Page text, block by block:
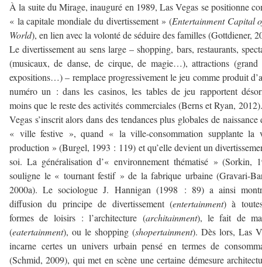
À la suite du Mirage, inauguré en 1989, Las Vegas se positionne
« la capitale mondiale du divertissement » (Entertainment Capital
World), en lien avec la volonté de séduire des familles (Gottdiener,
Le divertissement au sens large – shopping, bars, restaurants,
(musicaux, de danse, de cirque, de magie…), attractions (grand
expositions…) – remplace progressivement le jeu comme produit
numéro un : dans les casinos, les tables de jeu rapportent
moins que le reste des activités commerciales (Berns et Ryan,
Vegas s’inscrit alors dans des tendances plus globales de naissance
« ville festive », quand « la ville-consommation supplante la
production » (Burgel, 1993 : 119) et qu’elle devient un
soi. La généralisation d’« environnement thématisé » (Sorkin,
souligne le « tournant festif » de la fabrique urbaine (Gravari-
2000a). Le sociologue J. Hannigan (1998 : 89) a ainsi
diffusion du principe de divertissement (entertainment) à
formes de loisirs : l’architecture (architainment), le fait de
(eatertainment), ou le shopping (shopertainment). Dès lors, Las
incarne certes un univers urbain pensé en termes de
(Schmid, 2009), qui met en scène une certaine démesure